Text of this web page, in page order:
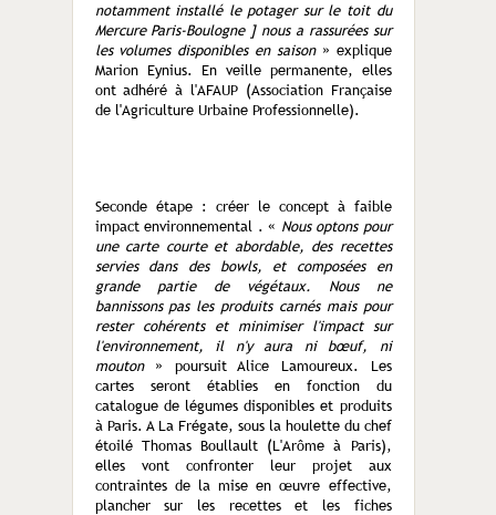
notamment installé le potager sur le toit du
Mercure Paris-Boulogne ] nous a rassurées sur
les volumes disponibles en saison » explique
Marion Eynius. En veille permanente, elles
ont adhéré à l'AFAUP (Association Française
de l'Agriculture Urbaine Professionnelle).
Seconde étape : créer le concept à faible
impact environnemental . « Nous optons pour
une carte courte et abordable, des recettes
servies dans des bowls, et composées en
grande partie de végétaux. Nous ne
bannissons pas les produits carnés mais pour
rester cohérents et minimiser l'impact sur
l'environnement, il n'y aura ni bœuf, ni
mouton » poursuit Alice Lamoureux. Les
cartes seront établies en fonction du
catalogue de légumes disponibles et produits
à Paris. A La Frégate, sous la houlette du chef
étoilé Thomas Boullault (L'Arôme à Paris),
elles vont confronter leur projet aux
contraintes de la mise en œuvre effective,
plancher sur les recettes et les fiches